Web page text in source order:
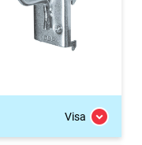
Visa